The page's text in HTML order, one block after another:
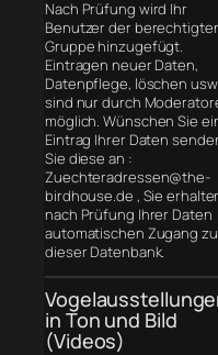
Nach Prüfung wird Ihr
Benutzer der
Gruppe hinzugefügt.
Eintragen neuer Daten,
Datenpflege, löschen usw.
sind nur durch
möglich. Wünschen Sie
Eintrag Ihrer Daten
Sie diese an :
Zuechteradressen@the-
birdhouse.de , Sie
nach Prüfung Ihrer Daten
automatischen Zugang zu
dieser Datenbank.
in Ton und Bild
(Videos)